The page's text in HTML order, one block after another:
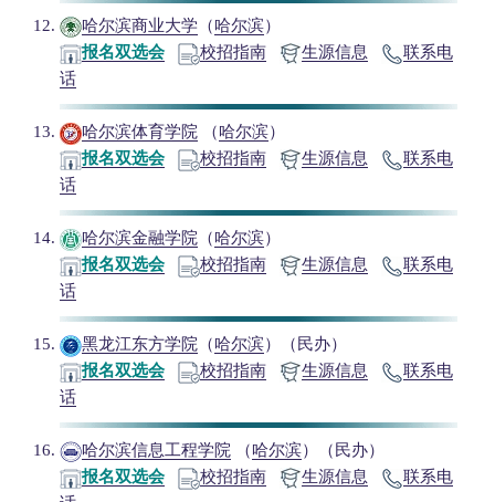
哈尔滨商业大学 （哈尔滨）
报名双选会
校招指南 生源信息
联系电
话
哈尔滨体育学院 （哈尔滨）
报名双选会
校招指南 生源信息
联系电
话
哈尔滨金融学院 （哈尔滨）
报名双选会
校招指南 生源信息
联系电
话
黑龙江东方学院 （哈尔滨）（民办）
报名双选会
校招指南 生源信息
联系电
话
哈尔滨信息工程学院 （哈尔滨）（民办）
报名双选会
校招指南 生源信息
联系电